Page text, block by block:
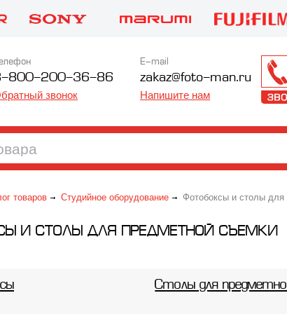
800-200-36-86
звонок
E-mail
zakaz@foto-man.ru
Напишите нам
товаров Студийное оборудование Фотобоксы и столы для
И СТОЛЫ ДЛЯ ПРЕДМЕТНОЙ СЪЕМКИ
Столы для